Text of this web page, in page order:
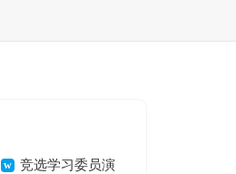
竞选学习委员演